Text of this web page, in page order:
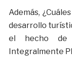
Además,
desarrollo
el hecho de
Integralmente